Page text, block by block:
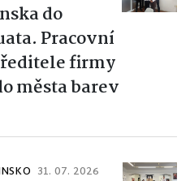
do
Pracovní
firmy
města barev
31. 07. 2026